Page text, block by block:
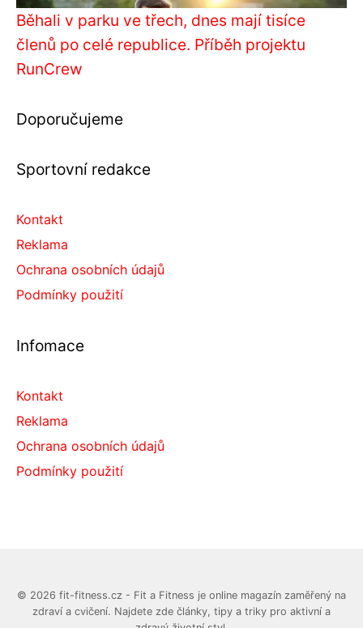
Běhali v parku ve třech, dnes mají tisíce
členů po celé republice. Příběh projektu
RunCrew
Doporučujeme
Sportovní redakce
Kontakt
Reklama
Ochrana osobních údajů
Podmínky použití
Infomace
Kontakt
Reklama
Ochrana osobních údajů
Podmínky použití
© 2026 fit-fitness.cz - Fit a Fitness je online magazín zaměřený na
zdraví a cvičení. Najdete zde články, tipy a triky pro aktivní a